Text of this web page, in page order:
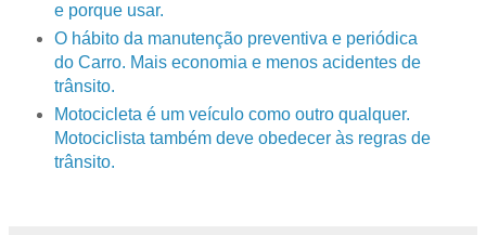
e porque usar.
O hábito da manutenção preventiva e periódica
do Carro. Mais economia e menos acidentes de
trânsito.
Motocicleta é um veículo como outro qualquer.
Motociclista também deve obedecer às regras de
trânsito.